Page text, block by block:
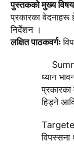
पुस्तककाे मुख्य
प्रकारका वेदनाहरू
निर्देशन ।
लक्षित पाठकवर्गः
ध्यान
हिड्ने
विपस्सना